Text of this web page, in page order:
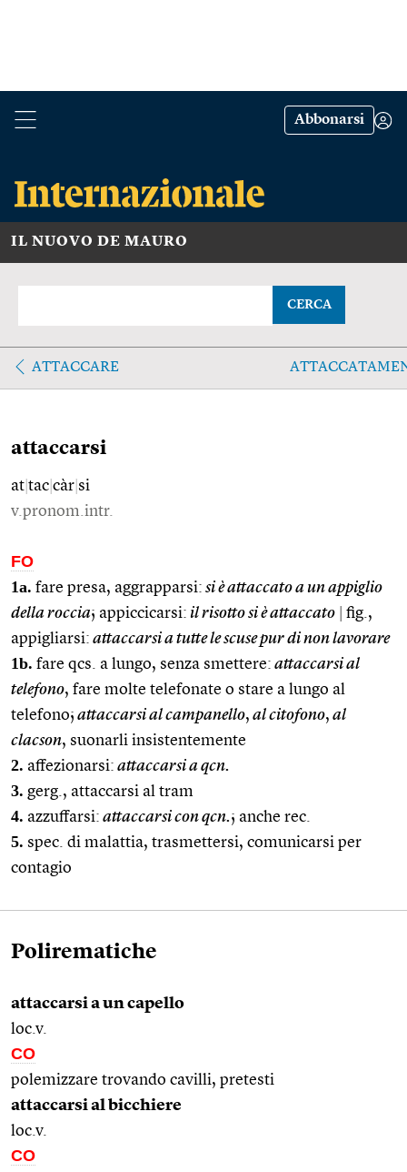
Abbonarsi
IL NUOVO DE MAURO
CERCA
ATTACCARE
attaccarsi
at tac càr si
v.pronom.intr.
FO
1a. fare presa, aggrapparsi: si è attaccato a un appiglio
della roccia; appiccicarsi: il risotto si è attaccato
fig.,
appigliarsi: attaccarsi a tutte le scuse pur di non lavorare
1b. fare qcs. a lungo, senza smettere: attaccarsi al
telefono, fare molte telefonate o stare a lungo al
telefono; attaccarsi al campanello, al citofono, al
clacson, suonarli insistentemente
2. affezionarsi: attaccarsi a qcn.
3. gerg., attaccarsi al tram
4. azzuffarsi: attaccarsi con qcn.; anche rec.
5. spec. di malattia, trasmettersi, comunicarsi per
contagio
Polirematiche
attaccarsi a un capello
loc.v.
CO
polemizzare trovando cavilli, pretesti
attaccarsi al bicchiere
loc.v.
CO